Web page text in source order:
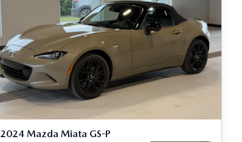
2024 Mazda Miata GS-P